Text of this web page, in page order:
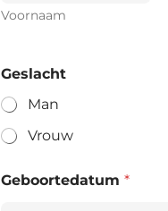
Voornaam
Geslacht
Man
Vrouw
Geboortedatum *